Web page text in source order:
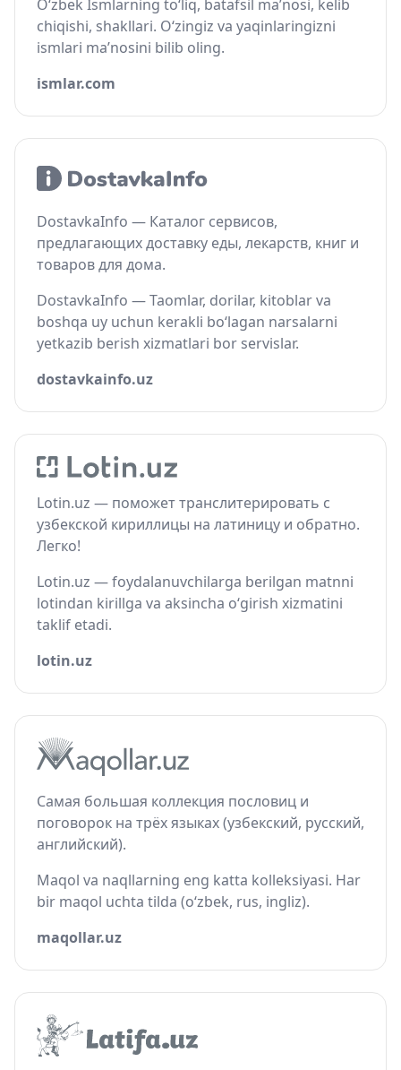
O‘zbek Ismlarning to‘liq, batafsil ma’nosi, kelib
chiqishi, shakllari. O‘zingiz va yaqinlaringizni
ismlari ma’nosini bilib oling.
ismlar.com
DostavkaInfo — Каталог сервисов,
предлагающих доставку еды, лекарств, книг и
товаров для дома.
DostavkaInfo — Taomlar, dorilar, kitoblar va
boshqa uy uchun kerakli bo‘lagan narsalarni
yetkazib berish xizmatlari bor servislar.
dostavkainfo.uz
Lotin.uz — поможет транслитерировать с
узбекской кириллицы на латиницу и обратно.
Легко!
Lotin.uz — foydalanuvchilarga berilgan matnni
lotindan kirillga va aksincha o‘girish xizmatini
taklif etadi.
lotin.uz
Самая большая коллекция пословиц и
поговорок на трёх языках (узбекский, русский,
английский).
Maqol va naqllarning eng katta kolleksiyasi. Har
bir maqol uchta tilda (o‘zbek, rus, ingliz).
maqollar.uz